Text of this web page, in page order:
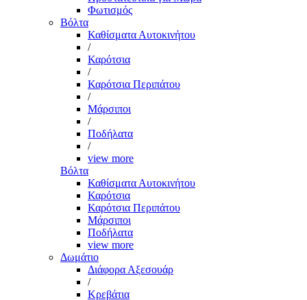
Φωτισμός
Βόλτα
Καθίσματα Αυτοκινήτου
/
Καρότσια
/
Καρότσια Περιπάτου
/
Μάρσιποι
/
Ποδήλατα
/
view more
Βόλτα
Καθίσματα Αυτοκινήτου
Καρότσια
Καρότσια Περιπάτου
Μάρσιποι
Ποδήλατα
view more
Δωμάτιο
Διάφορα Αξεσουάρ
/
Κρεβάτια